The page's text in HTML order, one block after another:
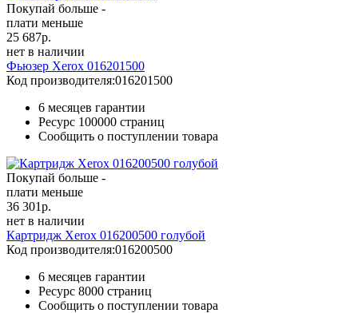
Покупай больше -
плати меньше
25 687р.
нет в наличии
Фьюзер Xerox 016201500
Код производителя:016201500
6 месяцев гарантии
Ресурс 100000 страниц
Сообщить о поступлении товара
Покупай больше -
плати меньше
36 301р.
нет в наличии
Картридж Xerox 016200500 голубой
Код производителя:016200500
6 месяцев гарантии
Ресурс 8000 страниц
Сообщить о поступлении товара